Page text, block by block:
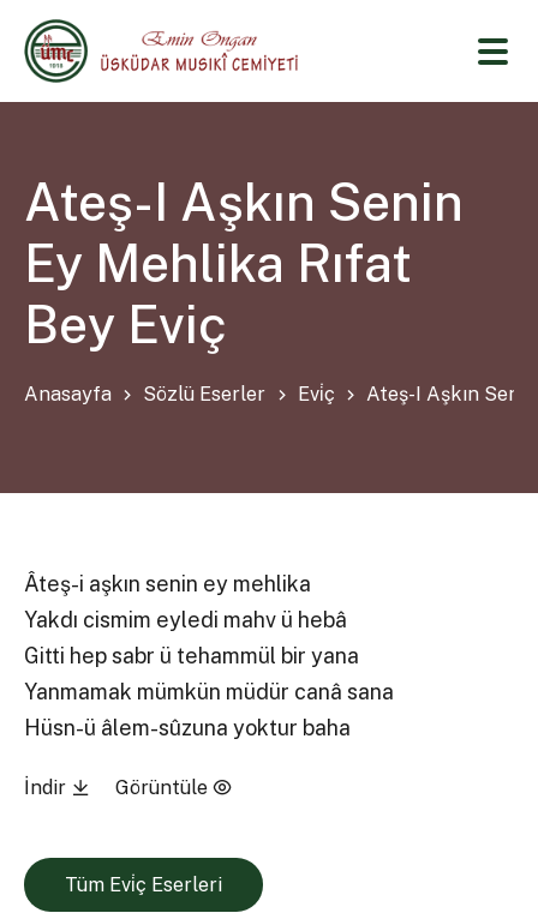
Ateş-I Aşkın Senin
Ey Mehlika Rıfat
Bey Eviç
Anasayfa Sözlü Eserler Evi̇ç Ateş-I Aşkın
Âteş-i aşkın senin ey mehlika
Yakdı cismim eyledi mahv ü hebâ
Gitti hep sabr ü tehammül bir yana
Yanmamak mümkün müdür canâ sana
Hüsn-ü âlem-sûzuna yoktur baha
İndir Görüntüle
Tüm Evi̇ç Eserleri